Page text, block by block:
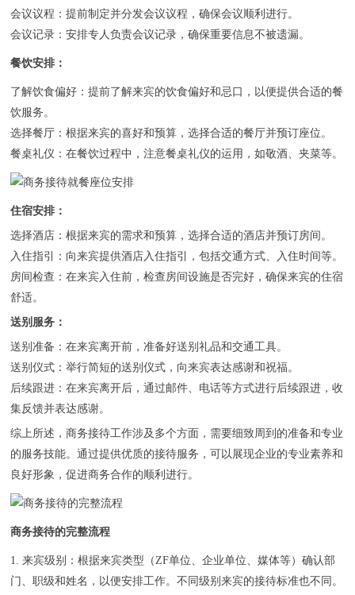
会议议程‌：提前制定并分发会议议程，确保会议顺利进行。
会议记录‌：安排专人负责会议记录，确保重要信息不被遗漏。
‌餐饮安排‌：
‌了解饮食偏好‌：提前了解来宾的饮食偏好和忌口，以便提供合适的餐
饮服务。
选择餐厅‌：根据来宾的喜好和预算，选择合适的餐厅并预订座位。
餐桌礼仪‌：在餐饮过程中，注意餐桌礼仪的运用，如敬酒、夹菜等。
‌住宿安排‌：
‌选择酒店‌：根据来宾的需求和预算，选择合适的酒店并预订房间。
入住指引‌：向来宾提供酒店入住指引，包括交通方式、入住时间等。
房间检查‌：在来宾入住前，检查房间设施是否完好，确保来宾的住宿
舒适。
‌送别服务‌：
‌送别准备‌：在来宾离开前，准备好送别礼品和交通工具。
送别仪式‌：举行简短的送别仪式，向来宾表达感谢和祝福。
后续跟进‌：在来宾离开后，通过邮件、电话等方式进行后续跟进，收
集反馈并表达感谢。
综上所述，商务接待工作涉及多个方面，需要细致周到的准备和专业
的服务技能。通过提供优质的接待服务，可以展现企业的专业素养和
良好形象，促进商务合作的顺利进行。
商务接待的完整流程
1️. 来宾级别：根据来宾类型（ZF单位、企业单位、媒体等）确认部
门、职级和姓名，以便安排工作。不同级别来宾的接待标准也不同。